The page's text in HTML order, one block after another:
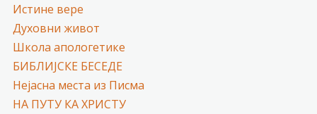
Истине вере
Духовни живот
Школа апологетике
БИБЛИЈСКЕ БЕСЕДЕ
Нејасна места из Писма
НА ПУТУ КА ХРИСТУ